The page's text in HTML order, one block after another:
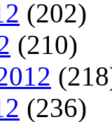
(202)
(210)
(236)